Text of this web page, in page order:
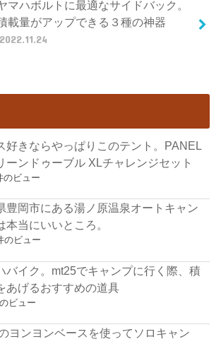
マハボルトに最適なサイドバック。
載量がアップできる３種の神器
2022.11.24
好きならやっぱりこのテント。PANEL
ーンドゥーブル XLチャレンジセット
のビュー
豊岡市にある湯ノ原温泉オートキャン
本当にいいところ。
のビュー
バイク。mt25でキャンプに行く際、積
あげるおすすめの道具
ビュー
ヨンヨンベースを使ってソロキャン